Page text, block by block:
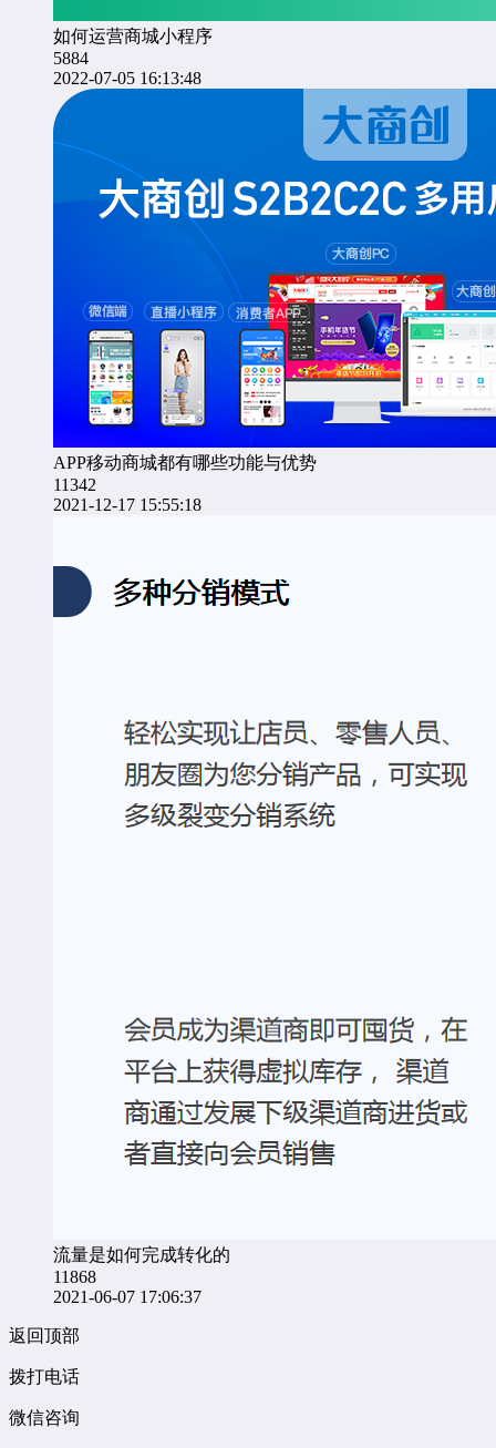
如何运营商城小程序
5884
2022-07-05 16:13:48
APP移动商城都有哪些功能与优势
11342
2021-12-17 15:55:18
流量是如何完成转化的
11868
2021-06-07 17:06:37
返回顶部
拨打电话
微信咨询